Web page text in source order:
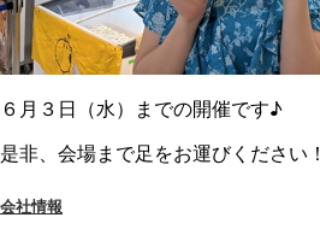
６月３日（水）までの開催です♪
是非、会場まで足をお運びください！
会社情報